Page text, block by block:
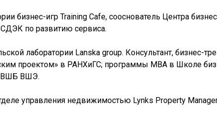
бизнес-игр Training Cafe, сооснователь Центра
по развитию сервиса.
лаборатории Lanska group. Консультант, бизнес-
проектом» в РАНХиГС; программы МВА в Школе
ВШБ ВШЭ.
управления недвижимостью Lynks Property